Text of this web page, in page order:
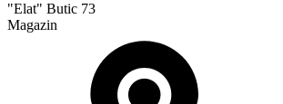
"Elat" Butic 73
Magazin